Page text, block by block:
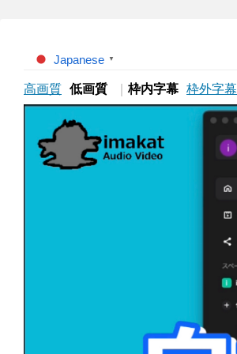
Japanese ▼
高画質 低画質 枠内字幕 枠外字幕